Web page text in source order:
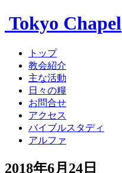
Tokyo Chapel
トップ
教会紹介
主な活動
日々の糧
お問合せ
アクセス
バイブルスタディ
アルファ
2018年6月24日